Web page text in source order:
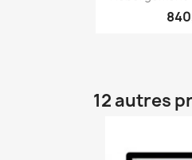
12 autres